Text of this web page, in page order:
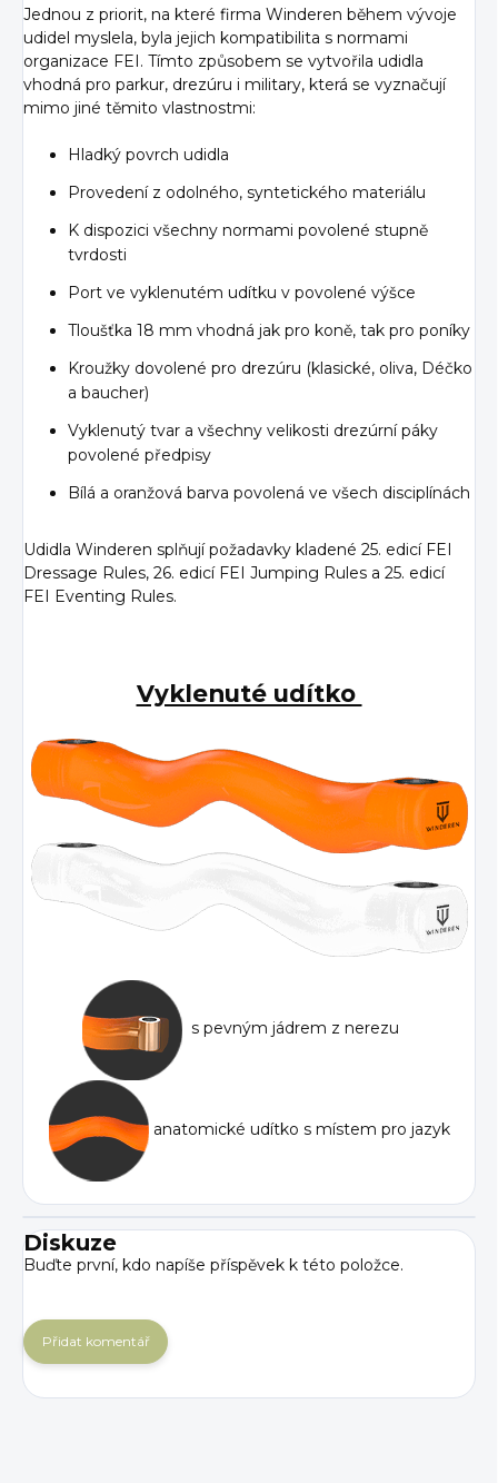
Jednou z priorit, na které firma Winderen během vývoje
udidel myslela, byla jejich kompatibilita s normami
organizace FEI. Tímto způsobem se vytvořila udidla
vhodná pro parkur, drezúru i military, která se vyznačují
mimo jiné těmito vlastnostmi:
Hladký povrch udidla
Provedení z odolného, syntetického materiálu
K dispozici všechny normami povolené stupně
tvrdosti
Port ve vyklenutém udítku v povolené výšce
Tloušťka 18 mm vhodná jak pro koně, tak pro poníky
Kroužky dovolené pro drezúru (klasické, oliva, Déčko
a baucher)
Vyklenutý tvar a všechny velikosti drezúrní páky
povolené předpisy
Bílá a oranžová barva povolená ve všech disciplínách
Udidla Winderen splňují požadavky kladené 25. edicí FEI
Dressage Rules, 26. edicí FEI Jumping Rules a 25. edicí
FEI Eventing Rules.
Vyklenuté udítko
s pevným jádrem z nerezu
anatomické udítko s místem pro jazyk
Diskuze
Buďte první, kdo napíše příspěvek k této položce.
Přidat komentář